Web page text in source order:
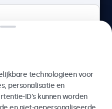
bedrijventechnologieën voor
personalisatie en
ID’s kunnen worden